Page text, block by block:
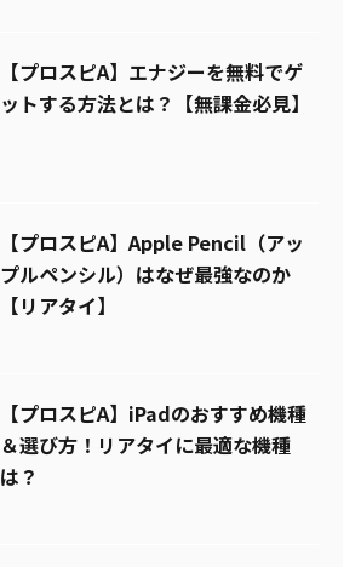
【プロスピA】エナジーを無料でゲ
ットする方法とは？【無課金必見】
【プロスピA】Apple Pencil（アッ
プルペンシル）はなぜ最強なのか
【リアタイ】
【プロスピA】iPadのおすすめ機種
＆選び方！リアタイに最適な機種
は？